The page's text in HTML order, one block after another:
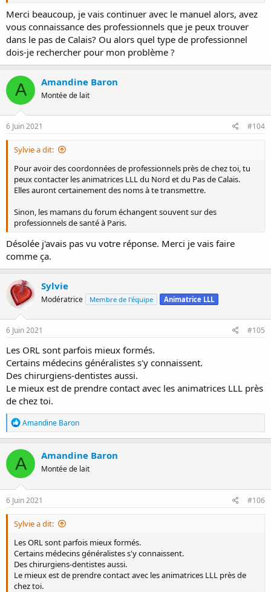
Merci beaucoup, je vais continuer avec le manuel alors, avez
vous connaissance des professionnels que je peux trouver
dans le pas de Calais? Ou alors quel type de professionnel
dois-je rechercher pour mon problème ?
A Amandine Baron
Montée de lait
6 Juin 2021 #104
Sylvie a dit:
Pour avoir des coordonnées de professionnels près de chez toi, tu
peux contacter les animatrices LLL du Nord et du Pas de Calais.
Elles auront certainement des noms à te transmettre.
Sinon, les mamans du forum échangent souvent sur des
professionnels de santé à Paris.
Désolée j'avais pas vu votre réponse. Merci je vais faire
comme ça.
Sylvie
Modératrice Membre de l'équipe Animatrice LLL
6 Juin 2021 #105
Les ORL sont parfois mieux formés.
Certains médecins généralistes s'y connaissent.
Des chirurgiens-dentistes aussi.
Le mieux est de prendre contact avec les animatrices LLL près
de chez toi.
R
é
a
c
t
o
n
s
Amandine Baron
A Amandine Baron
Montée de lait
6 Juin 2021 #106
Sylvie a dit:
Les ORL sont parfois mieux formés.
Certains médecins généralistes s'y connaissent.
Des chirurgiens-dentistes aussi.
Le mieux est de prendre contact avec les animatrices LLL près de
chez toi.